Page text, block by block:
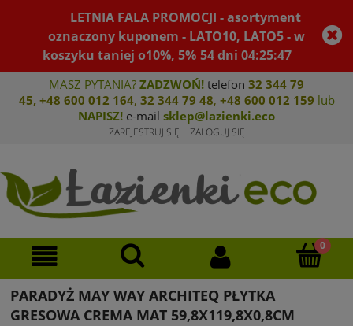
LETNIA FALA PROMOCJI - asortyment
oznaczony kuponem - LATO10, LATO5 - w
koszyku taniej o10%, 5% 54dni04:25:47
MASZ PYTANIA? ZADZWOŃ! telefon 32 344 79
45, +48 600 012 164, 32 344 79 48, +48 600 012 159 lub
NAPISZ! e-mail sklep@lazienki.eco
ZAREJESTRUJ SIĘ ZALOGUJ SIĘ
PARADYŻ MAY WAY ARCHITEQ PŁYTKA
GRESOWA CREMA MAT 59,8X119,8X0,8CM